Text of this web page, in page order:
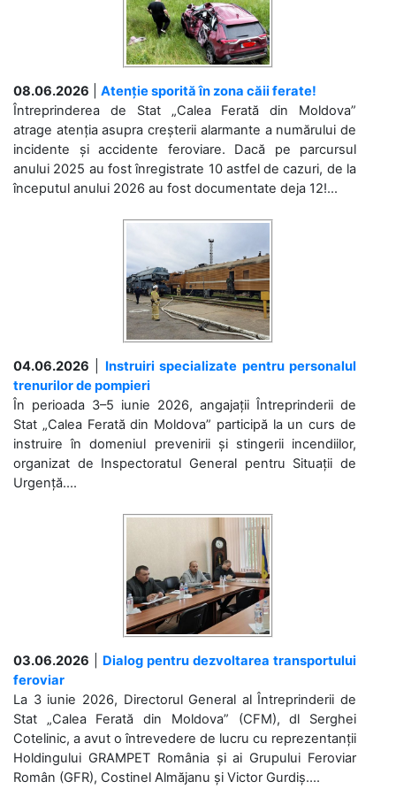
08.06.2026
Atenție sporită în zona căii ferate!
Întreprinderea de Stat „Calea Ferată din Moldova”
atrage atenția asupra creșterii alarmante a numărului de
incidente și accidente feroviare. Dacă pe parcursul
anului 2025 au fost înregistrate 10 astfel de cazuri, de la
începutul anului 2026 au fost documentate deja 12!...
04.06.2026
Instruiri specializate pentru personalul
trenurilor de pompieri
În perioada 3–5 iunie 2026, angajații Întreprinderii de
Stat „Calea Ferată din Moldova” participă la un curs de
instruire în domeniul prevenirii și stingerii incendiilor,
organizat de Inspectoratul General pentru Situații de
Urgență....
03.06.2026
Dialog pentru dezvoltarea transportului
feroviar
La 3 iunie 2026, Directorul General al Întreprinderii de
Stat „Calea Ferată din Moldova” (CFM), dl Serghei
Cotelinic, a avut o întrevedere de lucru cu reprezentanții
Holdingului GRAMPET România și ai Grupului Feroviar
Român (GFR), Costinel Almăjanu și Victor Gurdiș....